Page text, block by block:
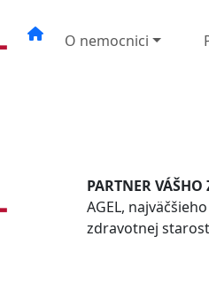
O nemocnici
PARTNER
AGEL,
zdravotnej